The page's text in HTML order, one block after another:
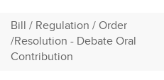
Bill / Regulation / Order
/Resolution - Debate Oral
Contribution